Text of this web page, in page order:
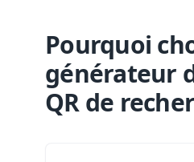
Pourquoi
générateur
QR de